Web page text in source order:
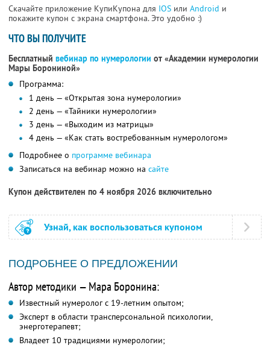
Скачайте приложение КупиКупона для IOS или Android и
покажите купон с экрана смартфона. Это удобно :)
ЧТО ВЫ ПОЛУЧИТЕ
Бесплатный вебинар по нумерологии от «Академии нумерологии
Мары Борониной»
Программа:
1 день — «Открытая зона нумерологии»
2 день — «Тайники нумерологии»
3 день — «Выходим из матрицы»
4 день — «Как стать востребованным нумерологом»
Подробнее о программе вебинара
Записаться на вебинар можно на сайте
Купон действителен по 4 ноября 2026 включительно
Узнай, как воспользоваться купоном
ПОДРОБНЕЕ О ПРЕДЛОЖЕНИИ
Автор методики — Мара Боронина:
Известный нумеролог с 19-летним опытом;
Эксперт в области трансперсональной психологии,
энерготерапевт;
Владеет 10 традициями нумерологии;